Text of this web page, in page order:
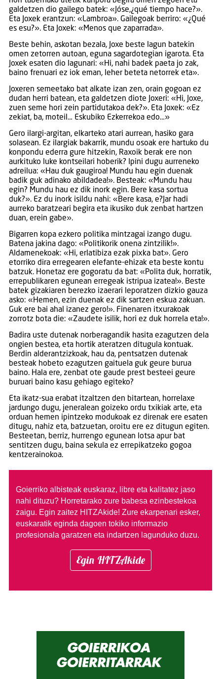
galdetzen dio gailego batek: «Jóse,¿qué tiempo hace?».
Eta Joxek erantzun: «Lambroa». Gailegoak berriro: «¿Qué
es esu?». Eta Joxek: «Menos que zaparrada».
Beste behin, askotan bezala, Joxe beste lagun batekin
omen zetorren autoan, eguna sagardotegian igarota. Eta
Joxek esaten dio lagunari: «Hi, nahi badek paeta jo zak,
baino frenuari ez iok eman, leher beteta netorrek eta».
Joxeren semeetako bat alkate izan zen, orain gogoan ez
dudan herri batean, eta galdetzen diote Joxeri: «Hi, Joxe,
zuen seme hori zein partidutakoa dek?». Eta Joxek: «Ez
zekiat, ba, moteil… Eskubiko Ezkerrekoa edo…»
Gero ilargi-argitan, elkarteko atari aurrean, hasiko gara
solasean. Ez ilargiak bakarrik, mundu osoak ere hartuko du
konpondu ederra gure hitzekin, Raxoik berak ere non
aurkituko luke kontseilari hoberik? Ipini dugu aurreneko
adreilua: «Hau duk gaugiroa! Mundu hau egin duenak
badik guk adinako abildadea!». Besteak: «Mundu hau
egin? Mundu hau ez dik inork egin. Bere kasa sortua
duk?». Ez du inork isildu nahi: «Bere kasa, e?Jar hadi
aurreko baratzeari begira eta ikusiko duk zenbat hartzen
duan, erein gabe».
Bigarren kopa ezkero politika mintzagai izango dugu.
Batena jakina dago: «Politikorik onena zintzilik!».
Aldamenekoak: «Hi, erlatibiza ezak pixka bat». Gero
etorriko dira erregearen elefante-ehizak eta beste kontu
batzuk. Honetaz ere gogoratu da bat: «Polita duk, horratik,
errepublikaren egunean erregeak istripua izatea!». Beste
batek gizakiaren berezko izaerari leporatzen dizkio gauza
asko: «Hemen, ezin duenak ez dik sartzen eskua zakuan.
Guk ere bai ahal izanez gero!». Finenaren itxurakoak
zorrotz bota die: «Zaudete isilik, hori ez duk horrela eta!».
Badira uste dutenak norberagandik hasita ezagutzen dela
ongien bestea, eta hortik ateratzen ditugula kontuak.
Berdin alderantzizkoak, hau da, pentsatzen dutenak
besteak hobeto ezagutzen gaituela guk geure burua
baino. Hala ere, zenbat ote gaude prest besteei geure
buruari baino kasu gehiago egiteko?
Eta ikatz-sua erabat itzaltzen den bitartean, horrelaxe
jardungo dugu, jeneralean goizeko ordu txikiak arte, eta
orduan hemen ipintzeko modukoak ez direnak ere esaten
ditugu, nahiz eta, batzuetan, oroitu ere ez ditugun egiten.
Besteetan, berriz, hurrengo egunean lotsa apur bat
sentitzen dugu, baina sekula ez errepikatzeko gogoa
kentzerainokoa.
Goierriko albisteak euskaraz, libre eta kalitatez jaso
nahi dituzu? Horretarako zure babesa ezinbestekoa
zaigu. Egin zaitez HITZAkide! Zure ekarpenari esker,
euskaratik eginda dagoen tokiko informazio
profesionala garatzen eta indartzen lagunduko duzu.
Egin HITZAkide